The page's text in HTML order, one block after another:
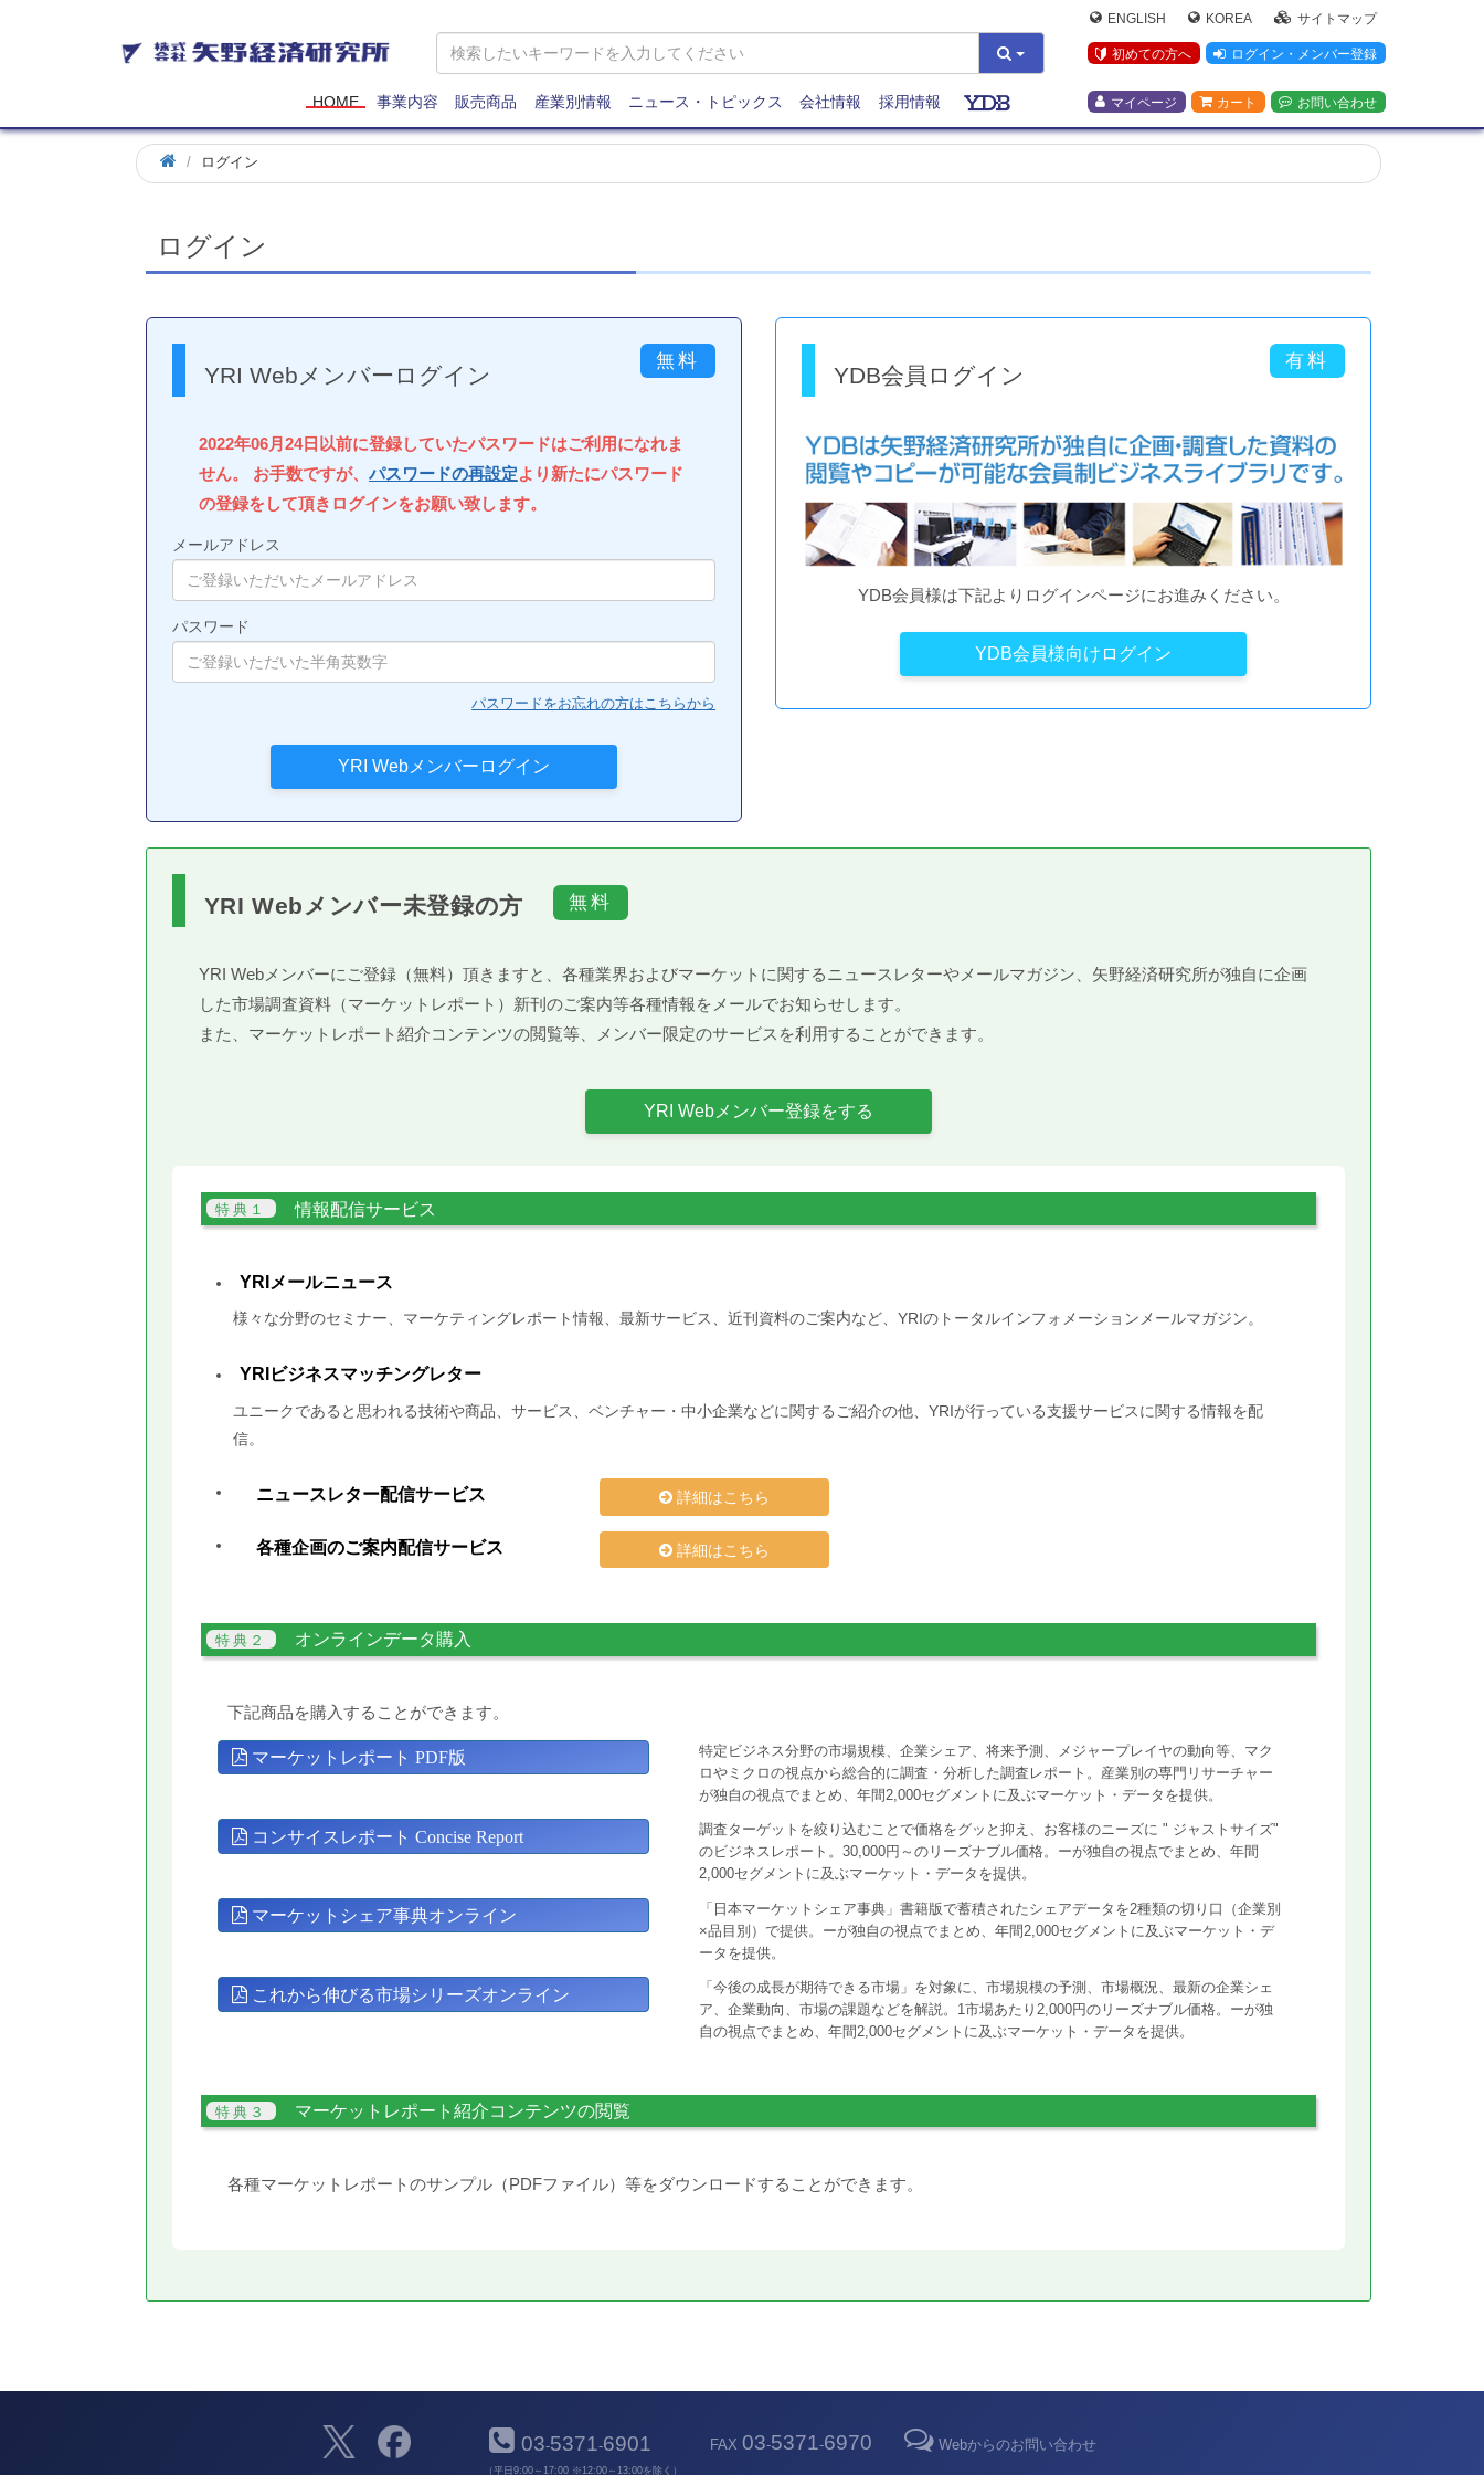
矢
野
研
究
所
ENGLISH KOREA サイトマップ
初めての方へ ログイン・メンバー登録
マイページ カート お問い合わせ
HOME 事業内容 販売商品 産業別情報 ニュース・トピックス 会社情報 採用情報
ログイン
ログイン
YRI Webメンバーログイン
2022年06月24日以前に登録していたパスワードはご利用になれま
せん。 お手数ですが、 パスワードの再設定より新たにパスワード
の登録をして頂きログインをお願い致します。
メールアドレス
パスワード
パスワードをお忘れの方はこちらから
YDB会員ログイン
YDB会員様は下記よりログインページにお進みください。
YDB会員様向けログイン
YRI Webメンバー未登録の方
YRI Webメンバーにご登録（無料）頂きますと、各種業界およびマーケットに関するニュースレターやメールマガジン、矢野経済研究所が独自に企画
した市場調査資料（マーケットレポート）新刊のご案内等各種情報をメールでお知らせします。
また、マーケットレポート紹介コンテンツの閲覧等、メンバー限定のサービスを利用することができます。
YRI Webメンバー登録をする
情報配信サービス
YRIメールニュース
様々な分野のセミナー、マーケティングレポート情報、最新サービス、近刊資料のご案内など、YRIのトータルインフォメーションメールマガジン。
YRIビジネスマッチングレター
ユニークであると思われる技術や商品、サービス、ベンチャー・中小企業などに関するご紹介の他、YRIが行っている支援サービスに関する情報を配
信。
ニュースレター配信サービス 詳細はこちら
各種企画のご案内配信サービス 詳細はこちら
オンラインデータ購入
下記商品を購入することができます。
マーケットレポート PDF版
特定ビジネス分野の市場規模、企業シェア、将来予測、メジャープレイヤの動向等、マク
ロやミクロの視点から総合的に調査・分析した調査レポート。産業別の専門リサーチャー
が独自の視点でまとめ、年間2,000セグメントに及ぶマーケット・データを提供。
コンサイスレポート Concise Report
調査ターゲットを絞り込むことで価格をグッと抑え、お客様のニーズに " ジャストサイズ"
のビジネスレポート。30,000円～のリーズナブル価格。ーが独自の視点でまとめ、年間
2,000セグメントに及ぶマーケット・データを提供。
マーケットシェア事典オンライン
「日本マーケットシェア事典」書籍版で蓄積されたシェアデータを2種類の切り口（企業別
×品目別）で提供。ーが独自の視点でまとめ、年間2,000セグメントに及ぶマーケット・デ
ータを提供。
これから伸びる市場シリーズオンライン
「今後の成長が期待できる市場」を対象に、市場規模の予測、市場概況、最新の企業シェ
ア、企業動向、市場の課題などを解説。1市場あたり2,000円のリーズナブル価格。ーが独
自の視点でまとめ、年間2,000セグメントに及ぶマーケット・データを提供。
マーケットレポート紹介コンテンツの閲覧
各種マーケットレポートのサンプル（PDFファイル）等をダウンロードすることができます。
03-5371-6901
（平日9:00～17:00 ※12:00～13:00を除く）
FAX 03-5371-6970 Webからのお問い合わせ